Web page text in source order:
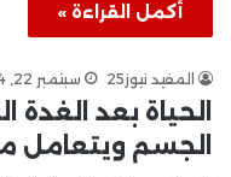
أكمل القراءة »
المفيد نيوز25 سبتمبر 22, 2024
الحياة بعد
الجسم ويتعامل